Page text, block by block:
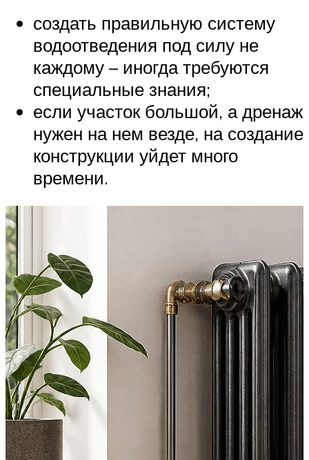
создать правильную систему
водоотведения под силу не
каждому – иногда требуются
специальные знания;
если участок большой, а дренаж
нужен на нем везде, на создание
конструкции уйдет много
времени.